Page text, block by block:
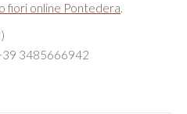
fiori online Pontedera.
3485666942